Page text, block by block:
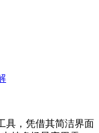
具，凭借其简洁界面